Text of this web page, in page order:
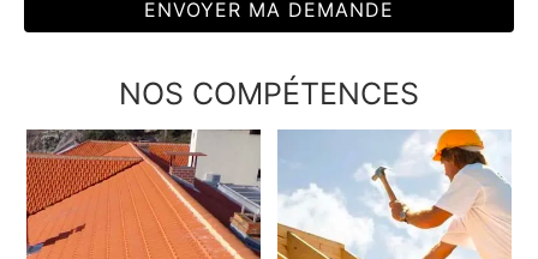
NOS COMPÉTENCES